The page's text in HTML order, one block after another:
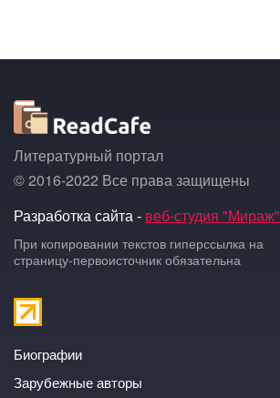
Литературный портал
© 2016-2022 Все права защищены
Разработка сайта - веб-студия "Мираж"
При копировании текстов гиперссылка на
страницу-первоисточник обязательна
Биографии
Зарубежные авторы